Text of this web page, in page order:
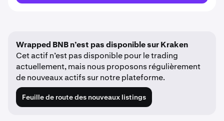
Wrapped BNB n’est pas disponible sur Kraken
Cet actif n’est pas disponible pour le trading
actuellement, mais nous proposons régulièrement
de nouveaux actifs sur notre plateforme.
Feuille de route des nouveaux listings